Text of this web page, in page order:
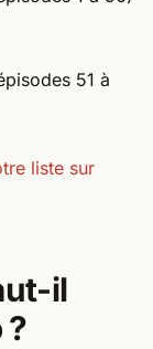
51 à
liste sur
il